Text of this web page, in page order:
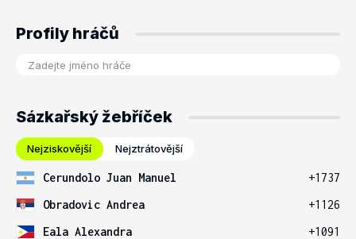
Profily hráčů
Sázkařský žebříček
Nejziskovější Nejztrátovější
Cerundolo Juan Manuel
+1737
Obradovic Andrea
+1126
Eala Alexandra
+1091